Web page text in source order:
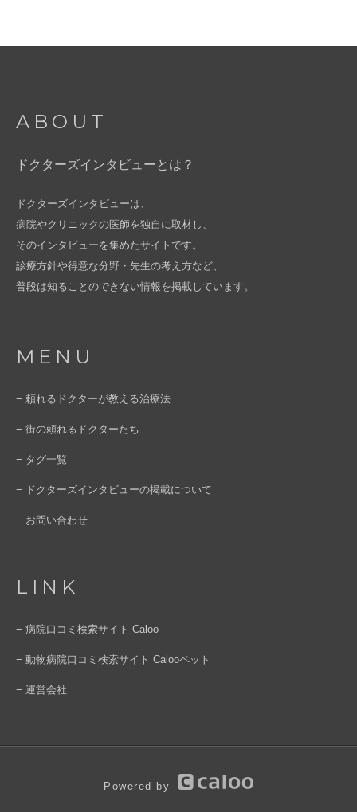
ABOUT
ドクターズインタビューとは？
ドクターズインタビューは、
病院やクリニックの医師を独自に取材し、
そのインタビューを集めたサイトです。
診療方針や得意な分野・先生の考え方など、
普段は知ることのできない情報を掲載しています。
MENU
− 頼れるドクターが教える治療法
− 街の頼れるドクターたち
− タグ一覧
− ドクターズインタビューの掲載について
− お問い合わせ
LINK
− 病院口コミ検索サイト Caloo
− 動物病院口コミ検索サイト Calooペット
− 運営会社
Powered by